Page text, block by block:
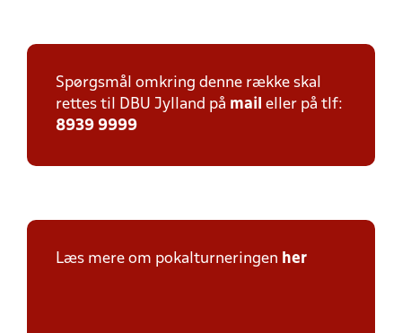
Spørgsmål omkring denne række skal
rettes til DBU Jylland på mail eller på tlf:
8939 9999
Læs mere om pokalturneringen her